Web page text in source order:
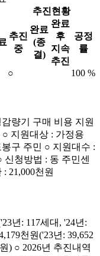
추진현황
추진
중
완료
(종
결)
완료
후
지속
추진
공정
률
○ 100 %
량기 구매 비용 지원
지원대상 : 가정용
구 주민 ○ 지원대수 :
신청방법 : 동 주민센
21,000천원
년: 117세대, '24년:
천원('23년: 39,652
) ○ 2026년 추진내역